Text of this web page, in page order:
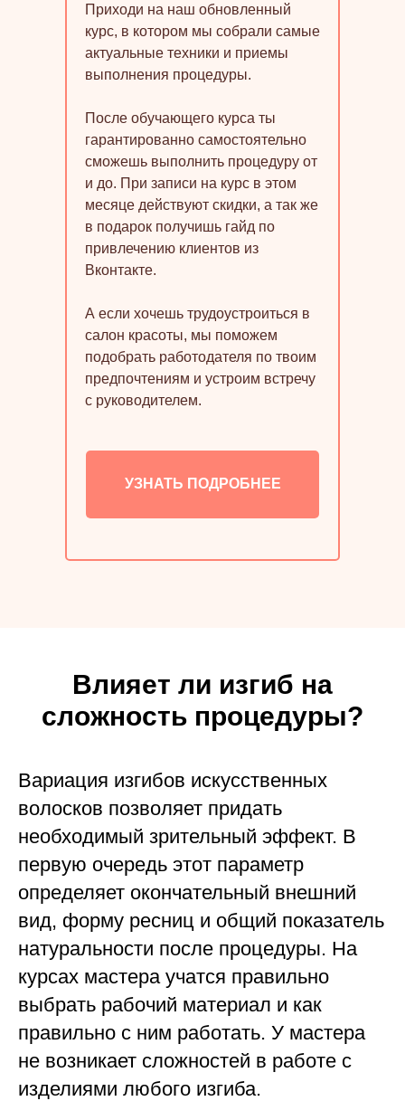
Приходи на наш обновленный
курс, в котором мы собрали самые
актуальные техники и приемы
выполнения процедуры.
После обучающего курса ты
гарантированно самостоятельно
сможешь выполнить процедуру от
и до. При записи на курс в этом
месяце действуют скидки, а так же
в подарок получишь гайд по
привлечению клиентов из
Вконтакте.
А если хочешь трудоустроиться в
салон красоты, мы поможем
подобрать работодателя по твоим
предпочтениям и устроим встречу
с руководителем.
УЗНАТЬ ПОДРОБНЕЕ
Влияет ли изгиб на
сложность процедуры?
Вариация изгибов искусственных
волосков позволяет придать
необходимый зрительный эффект. В
первую очередь этот параметр
определяет окончательный внешний
вид, форму ресниц и общий показатель
натуральности после процедуры. На
курсах мастера учатся правильно
выбрать рабочий материал и как
правильно с ним работать. У мастера
не возникает сложностей в работе с
изделиями любого изгиба.